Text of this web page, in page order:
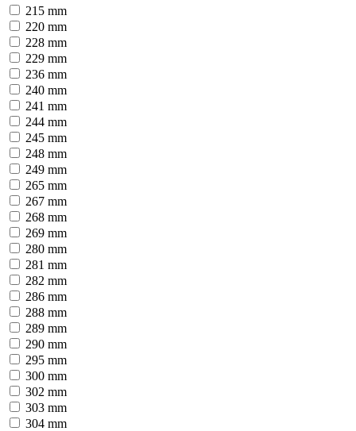
215 mm
220 mm
228 mm
229 mm
236 mm
240 mm
241 mm
244 mm
245 mm
248 mm
249 mm
265 mm
267 mm
268 mm
269 mm
280 mm
281 mm
282 mm
286 mm
288 mm
289 mm
290 mm
295 mm
300 mm
302 mm
303 mm
304 mm